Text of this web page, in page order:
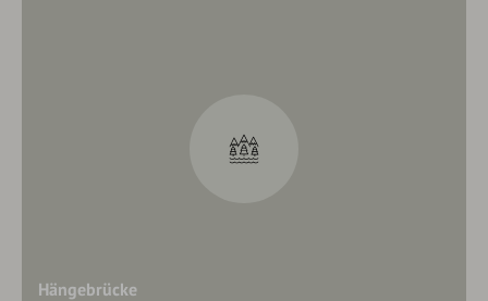
Hängebrücke